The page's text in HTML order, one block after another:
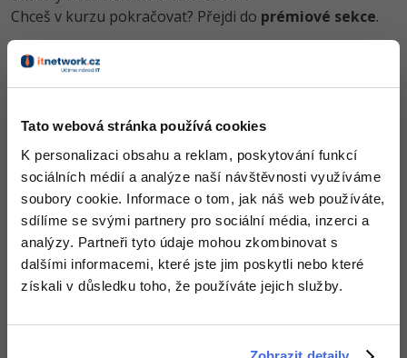
Tato webová stránka používá cookies
K personalizaci obsahu a reklam, poskytování funkcí
sociálních médií a analýze naší návštěvnosti využíváme
soubory cookie. Informace o tom, jak náš web používáte,
sdílíme se svými partnery pro sociální média, inzerci a
analýzy. Partneři tyto údaje mohou zkombinovat s
dalšími informacemi, které jste jim poskytli nebo které
získali v důsledku toho, že používáte jejich služby.
WordPress
-30%
Kryptoměny -25%
Copywriting -30%
MS Office -80%
Adobe Lightroom -30%
Adobe XD
-25%
Blender -80%
Inkscape
Fotografování -80%
Chceš v kurzu pokračovat? Přejdi do prémiové sekce.
Před koupí tohoto článku je třeba
souhlasíš sesmluvními podmínkami.
Co od nás v dalších lekcích dostaneš?
Přístup k jednotlivým lekcím dle způsobu pořízení.
Kvalitní znalostiv oblasti IT.
Dovednosti, které ti pomohou získat vysněnou a
dobře placenou práci.